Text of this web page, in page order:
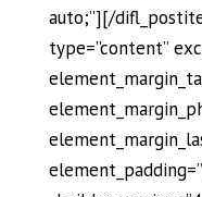
auto;”][/
type=”content”